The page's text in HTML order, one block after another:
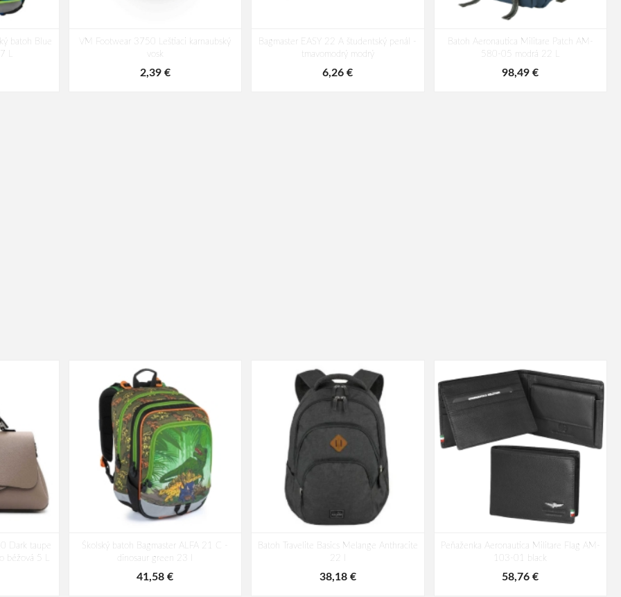
batoh Blue
L
VM Footwear 3750 Leštiaci karnaubský
vosk
2,39 €
Bagmaster EASY 22 A študentský penál -
tmavomodrý modrý
6,26 €
Batoh Aeronautica Militare Patch AM-
580-05 modrá 22 L
98,49 €
Dark taupe
béžová 5 L
Školský batoh Bagmaster ALFA 21 C -
dinosaur green 23 l
41,58 €
Batoh Travelite Basics Melange Anthracite
22 l
38,18 €
Peňaženka Aeronautica Militare Flag AM-
103-01 black
58,76 €